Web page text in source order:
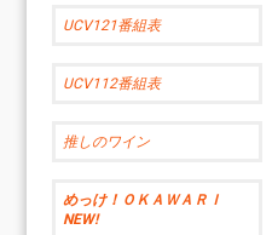
UCV121番組表
UCV112番組表
推しのワイン
めっけ！ＯＫＡＷＡＲＩ
NEW!